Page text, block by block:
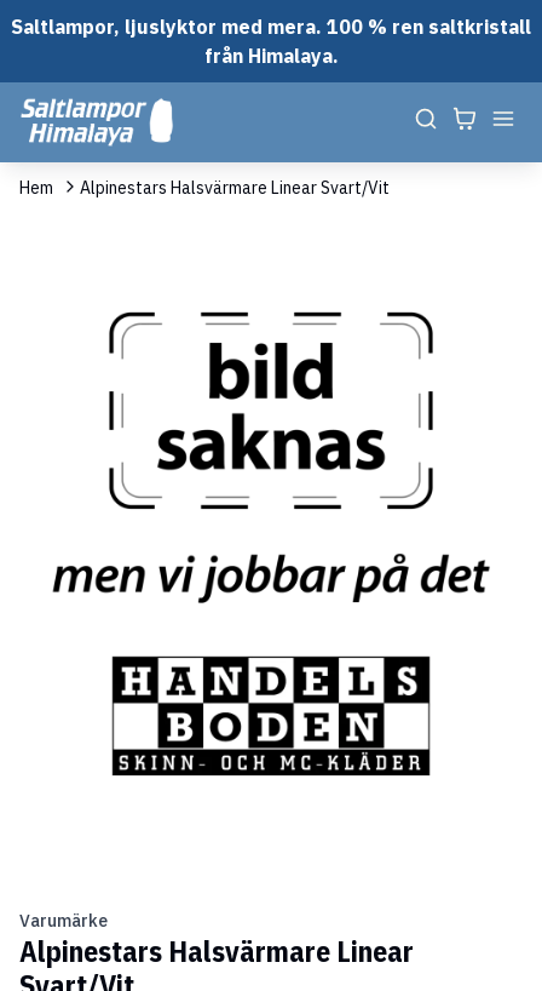
Saltlampor, ljuslyktor med mera. 100 % ren saltkristall
från Himalaya.
Hem Alpinestars Halsvärmare Linear Svart/Vit
Varumärke
Alpinestars Halsvärmare Linear